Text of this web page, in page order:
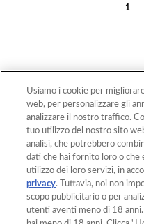
1
Creazioni
Video
Usiamo i cookie per
web, per personalizzare gli
analizzare il nostro traffico.
tuo utilizzo del nostro sito
analisi, che potrebbero
dati che hai fornito loro o
utilizzo dei loro servizi, in
privacy. Tuttavia, noi non
scopo pubblicitario o per
utenti aventi meno di 18